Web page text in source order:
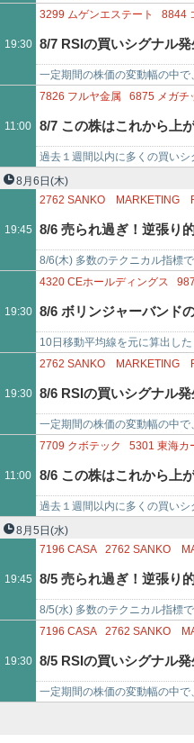
柄！「Ｃｏｍｉｎｉｘ(3173)に
19:30
3299 ムゲンエステート 8844
バルニバービ 4310
ドリ
ムーンバット 5644
メタ
6085アーキテクツ・スタジオ
6544 ジャパンエレベーターサ
8/7 RSIの買いシグナル
一定期間の株価の変動幅の中
『RSI』にて、本日「買いシグ
11:00
7826 フルヤ金属 6875 メガチ
レゾナック・ホールディン
インフロニア・ホールデ
8132シナネンホールディング
5644メタルアート
8/7 この株はこれから上
過去１週間以内に多くの買い
11:00時点で上がり始めたと思
には7/30に…
8月6日 (木)
19:45
2762 SANKO MARKETING
トミタ電機 4320 CEホ
2267 ヤクルト本社 2404
鉄人
2533オエノンホールディングス
3463 いちごホテルリート投資
8/6 売られ過ぎ！逆張り
8/6(木) 多数のテクニカル指標
柄！「ＳＡＮＫＯ ＭＡＲＫＥ
19:30
4320 CEホールディングス
鉄人化ホールディングス
サンマルクホールディン
9402中部日本放送 3892岡山
5607 中央可鍛工業
8/6 ボリンジャーバンド
10日移動平均線を元に算出し
いシグナル」が発生した銘柄を
19:30
2762 SANKO MARKETING
CEホールディングス
鉄人化ホールディングス
3463いちごホテルリート投資
3662 エイチームホールディン
8/6 RSIの買いシグナル
一定期間の株価の変動幅の中
『RSI』にて、本日「買いシグ
11:00
7709 クボテック 5301 東海カ
ヒーハイスト 第一
SBI新生銀行 8783 ABC
8/6 この株はこれから上
過去１週間以内に多くの買い
11:00時点で上がり始めたと思
には7/30に…
8月5日 (水)
19:45
7196 CASA 2762 SANKO
バルニバービ 3662エイ
3930 はてな 3931
バリューゴ
4886あすか製薬ホールディン
2341 アルバイトタイムス
8/5 売られ過ぎ！逆張り
8/5(水) 多数のテクニカル指標
柄！「Ｃａｓａ(7196)に買いシ
19:30
7196 CASA 2762 SANKO
バルニバービ 3662
エイ
はてな 3931
バリューゴ
4886あすか製薬ホールディン
8/5 RSIの買いシグナル
一定期間の株価の変動幅の中
『RSI』にて、本日「買いシ